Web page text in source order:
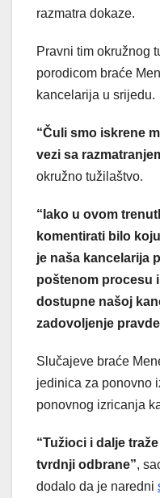
razmatra dokaze.
Pravni tim okružnog
porodicom braće
kancelarija u srijedu.
“Čuli smo iskrene
vezi sa
okružno tužilaštvo.
“Iako u ovom
komentirati bilo
je naša kancelarija
poštenom procesu
dostupne našoj
zadovoljenje
Slučajeve braće
jedinica za ponovno
ponovnog izricanja
“Tužioci i dalje
tvrdnji odbrane”,
dodalo da je naredni